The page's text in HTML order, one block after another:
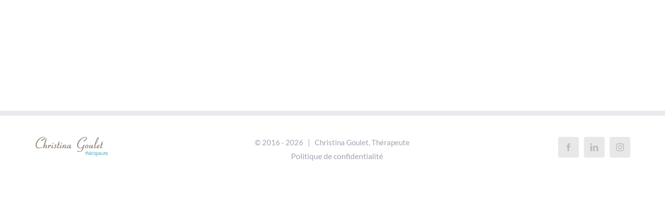
© 2016 - 2026 | Christina Goulet, Thérapeute
Politique de confidentialité